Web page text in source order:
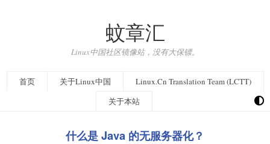
蚊章汇
Linux中国社区镜像站，没有大保镖。
首页 关于Linux中国
Linux.Cn Translation Team (LCTT)
关于本站
什么是 Java 的无服务器化？